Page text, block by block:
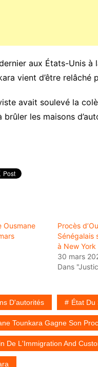
aux États-Unis à
vient d’être relâché
avait soulevé la
brûler les maisons
Ousmane
Procès
Sénégalais
à New York
30 mars
Dans
D'autorités État Du
Tounkara Gagne Son
De L'Immigration And